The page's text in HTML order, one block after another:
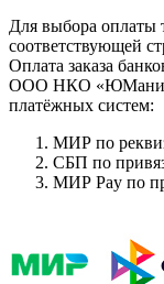
Для выбора оплаты
соответствующей
Оплата заказа
ООО НКО «ЮМани»
платёжных систем:
МИР по
СБП по
МИР Pay по